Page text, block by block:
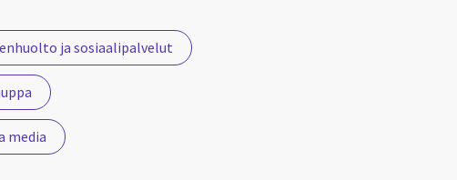
ja sosiaalipalvelut
media